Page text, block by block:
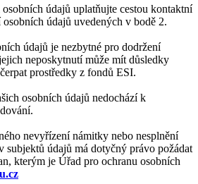
údajů uplatňujte cestou kontaktní
údajů uvedených v bodě 2.
údajů je nezbytné pro dodržení
neposkytnutí může mít důsledky
prostředky z fondů ESI.
osobních údajů nedochází k
nevyřízení námitky nebo nesplnění
subjektů údajů má dotyčný právo požádat
kterým je Úřad pro ochranu osobních